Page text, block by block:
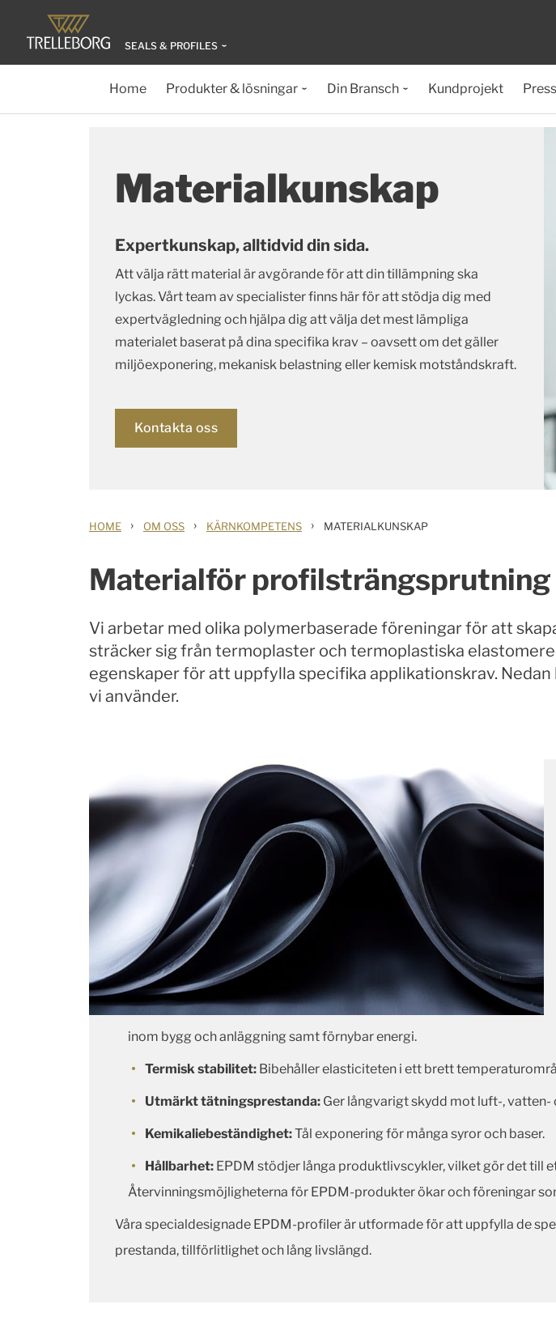
SEALS & PROFILES
Home Produkter & lösningar Din Bransch Kundprojekt
Materialkunskap
Expertkunskap, alltidvid din sida.
Att välja rätt material är avgörande för att din tillämpning ska
lyckas. Vårt team av specialister finns här för att stödja dig med
expertvägledning och hjälpa dig att välja det mest lämpliga
materialet baserat på dina specifika krav – oavsett om det gäller
miljöexponering, mekanisk belastning eller kemisk motståndskraft.
Kontakta oss
HOME › OM OSS › KÄRNKOMPETENS › MATERIALKUNSKAP
Materialför profilsträngsprutning
Vi arbetar med olika polymerbaserade föreningar för att
sträcker sig från termoplaster och termoplastiska
egenskaper för att uppfylla specifika applikationskrav.
vi använder.
inom bygg och anläggning samt förnybar energi.
Termisk stabilitet: Bibehåller elasticiteten i ett brett
Utmärkt tätningsprestanda: Ger långvarigt skydd mot luft-,
Kemikaliebeständighet:Tål exponering för många syror och baser.
Hållbarhet: EPDM stödjer långa produktlivscykler, vilket gör det till
Återvinningsmöjligheterna för EPDM-produkter ökar och föreningar
Våra specialdesignade EPDM-profiler är utformade för att uppfylla de
prestanda, tillförlitlighet och lång livslängd.